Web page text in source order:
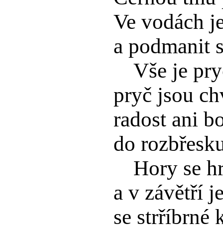
Ve vodách
a podmanit
Vše je
pryč jsou
radost ani
do
Hory se
a v závětří
se strříbrné